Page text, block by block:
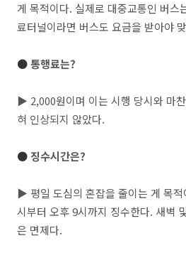
게 목적이다. 실제로 대중교통인 버스
료터널이라면 버스도 요금을 받아야
●통행료는?
▶ 2,000원이며 이는 시행 당시와 마
혀 인상되지 않았다.
● 징수시간은?
▶ 평일 도심의 혼잡을 줄이는 게 목
시부터 오후 9시까지 징수한다. 새벽
은 면제다.